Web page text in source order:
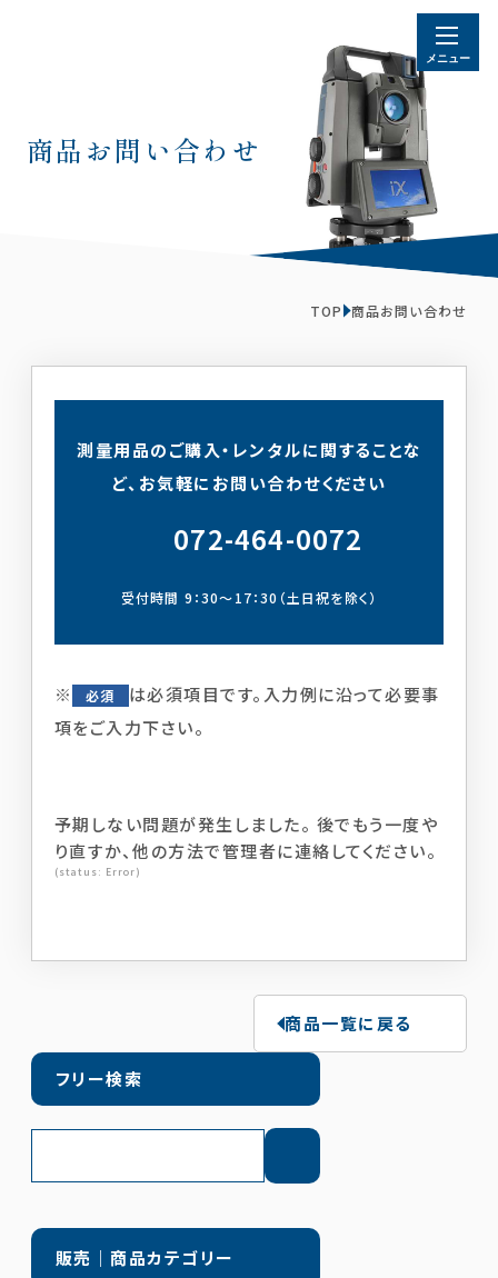
商品お問い合わせ
TOP 商品お問い合わせ
フリー検索
販売｜商品カテゴリー
測量用品のご購入・レンタルに関することな
ど、お気軽にお問い合わせください
072-464-0072
受付時間 9：30～17：30（土日祝を除く）
※ 必須
は必須項目です。入力例に沿って必要事
項をご入力下さい。
予期しない問題が発生しました。 後でもう一度や
り直すか、他の方法で管理者に連絡してください。
(status: Error)
商品一覧に戻る